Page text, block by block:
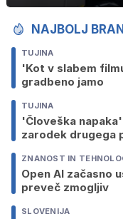
NAJBOLJ
TUJINA
'Kot v slabem
gradbeno jamo
TUJINA
'Človeška
zarodek drugega
ZNANOST IN
Open AI začasno
preveč zmogljiv
SLOVENIJA